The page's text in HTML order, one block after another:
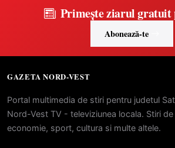
Primește ziarul gratuit
Abonează-te
GAZETA NORD-VEST
Portal multimedia de stiri pentru judetul
Nord-Vest TV - televiziunea locala. Stiri
economie, sport, cultura si multe altele.